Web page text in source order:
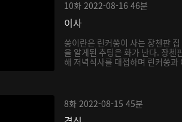
10화 2022-08-16 46분
이사
쑹이란은 린커쑹이 사는 장첸판
을 알게된 추팅은 화가 난다. 장첸
해 저녁식사를 대접하며 린커쑹
8화 2022-08-15 45분